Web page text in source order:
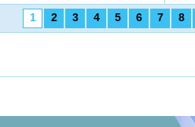
1
2 3 4 5 6 7 8